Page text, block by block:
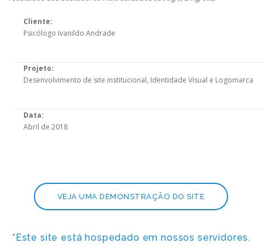
Cliente:
Psicólogo Ivanildo Andrade
Projeto:
Desenvolvimento de site institucional, Identidade Visual e Logomarca
Data:
Abril de 2018
VEJA UMA DEMONSTRAÇÃO DO SITE
*Este site está hospedado em nossos servidores.